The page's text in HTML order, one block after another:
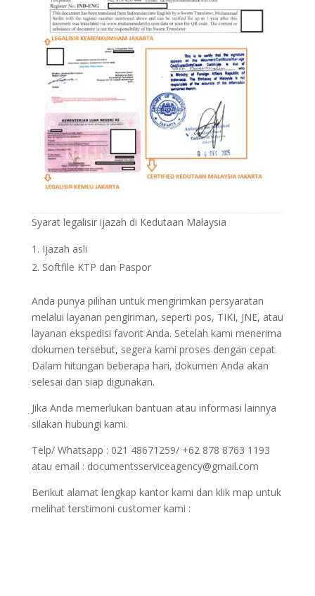
Syarat legalisir ijazah di Kedutaan Malaysia
Ijazah asli
Softfile KTP dan Paspor
Anda punya pilihan untuk mengirimkan persyaratan
melalui layanan pengiriman, seperti pos, TIKI, JNE, atau
layanan ekspedisi favorit Anda. Setelah kami menerima
dokumen tersebut, segera kami proses dengan cepat.
Dalam hitungan beberapa hari, dokumen Anda akan
selesai dan siap digunakan.
Jika Anda memerlukan bantuan atau informasi lainnya
silakan hubungi kami.
Telp/ Whatsapp : 021 48671259/ +62 878 8763 1193
atau email : documentsserviceagency@gmail.com
Berikut alamat lengkap kantor kami dan klik map untuk
melihat terstimoni customer kami :